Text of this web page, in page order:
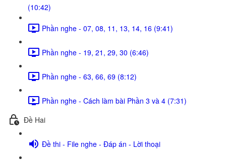
(10:42)
Phần nghe - 07, 08, 11, 13, 14, 16 (9:41)
Phần nghe - 19, 21, 29, 30 (6:46)
Phần nghe - 63, 66, 69 (8:12)
Phần nghe - Cách làm bài Phần 3 và 4 (7:31)
Đề Hai
Đề thi - File nghe - Đáp án - Lời thoại